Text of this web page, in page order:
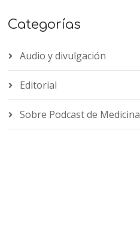
Categorías
Audio y divulgación
Editorial
Sobre Podcast de Medicina